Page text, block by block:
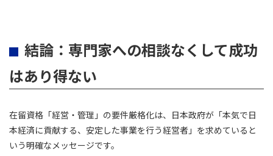
結論：専門家への相談なくして成功
はあり得ない
在留資格「経営・管理」の要件厳格化は、日本政府が「本気で日
本経済に貢献する、安定した事業を行う経営者」を求めていると
いう明確なメッセージです。